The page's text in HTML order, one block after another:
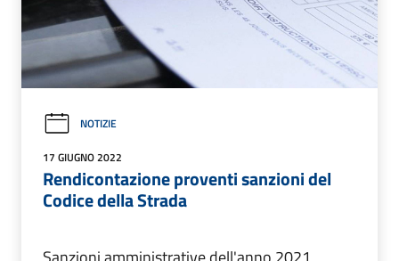
NOTIZIE
17 GIUGNO 2022
Rendicontazione proventi sanzioni del
Codice della Strada